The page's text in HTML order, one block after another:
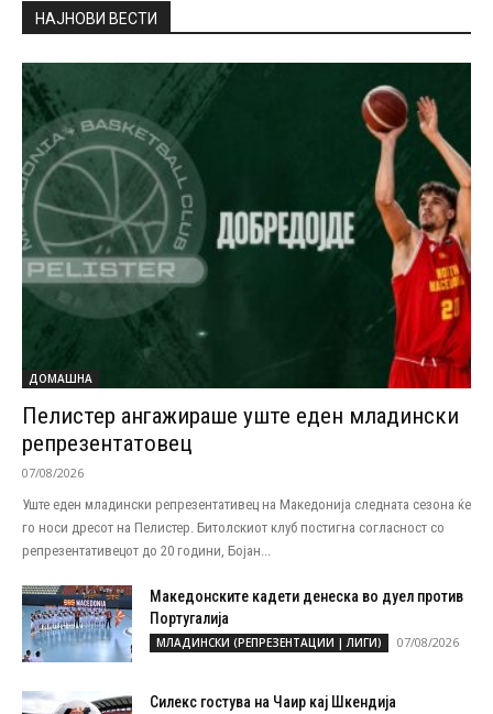
НАЈНОВИ ВЕСТИ
ДОМАШНА
Пелистер ангажираше уште еден младински
репрезентатовец
07/08/2026
Уште еден младински репрезентативец на Македонија следната сезона ќе
го носи дресот на Пелистер. Битолскиот клуб постигна согласност со
репрезентативецот до 20 години, Бојан...
Македонските кадети денеска во дуел против
Португалија
МЛАДИНСКИ (РЕПРЕЗЕНТАЦИИ | ЛИГИ) 07/08/2026
Силекс гостува на Чаир кај Шкендија